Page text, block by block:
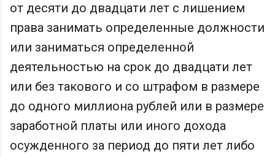
от десяти до двадцати лет с лишением
права занимать определенные должности
или заниматься определенной
деятельностью на срок до двадцати лет
или без такового и со штрафом в размере
до одного миллиона рублей или в размере
заработной платы или иного дохода
осужденного за период до пяти лет либо